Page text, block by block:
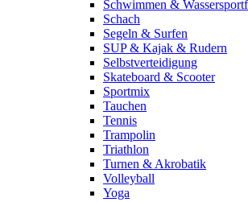
Schwimmen &
Schach
Segeln & Surfen
SUP & Kajak & Rudern
Selbstverteidigung
Skateboard & Scooter
Sportmix
Tauchen
Tennis
Trampolin
Triathlon
Turnen & Akrobatik
Volleyball
Yoga